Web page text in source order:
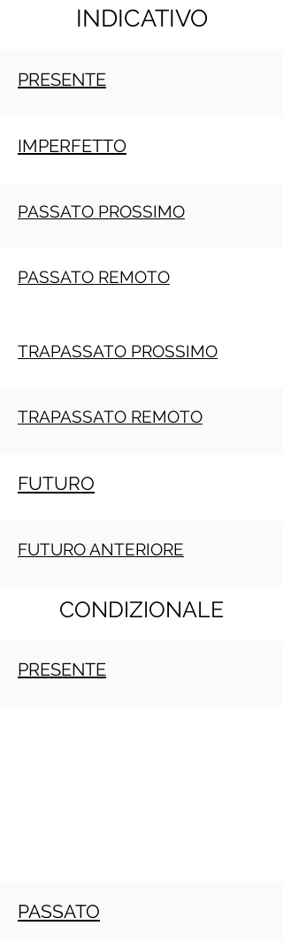
INDICATIVO
PRESENTE
IMPERFETTO
PASSATO PROSSIMO
PASSATO REMOTO
TRAPASSATO PROSSIMO
TRAPASSATO REMOTO
FUTURO
FUTURO ANTERIORE
CONDIZIONALE
PRESENTE
PASSATO